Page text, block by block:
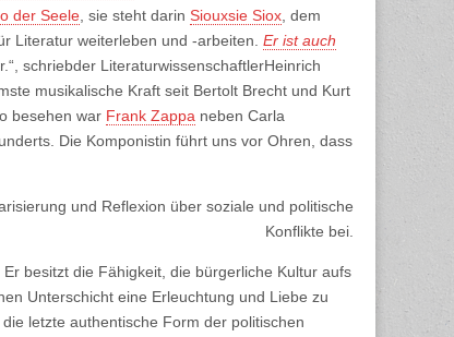
der Seele , sie steht darinSiouxsie Siox , dem
Literatur weiterleben und -arbeiten.Er ist auch
schriebder LiteraturwissenschaftlerHeinrich
musikalische Kraft seit Bertolt Brecht und Kurt
besehen war Frank Zappa neben Carla
Die Komponistin führt uns vor Ohren, dass
und Reflexion über soziale und politische
Konflikte bei.
besitzt die Fähigkeit, die bürgerliche Kultur aufs
Unterschicht eine Erleuchtung und Liebe zu
letzte authentische Form der politischen